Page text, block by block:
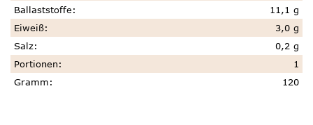
Ballaststoffe:
11,1 g
Eiweiß:
3,0 g
Salz:
0,2 g
Portionen:
1
Gramm: 120